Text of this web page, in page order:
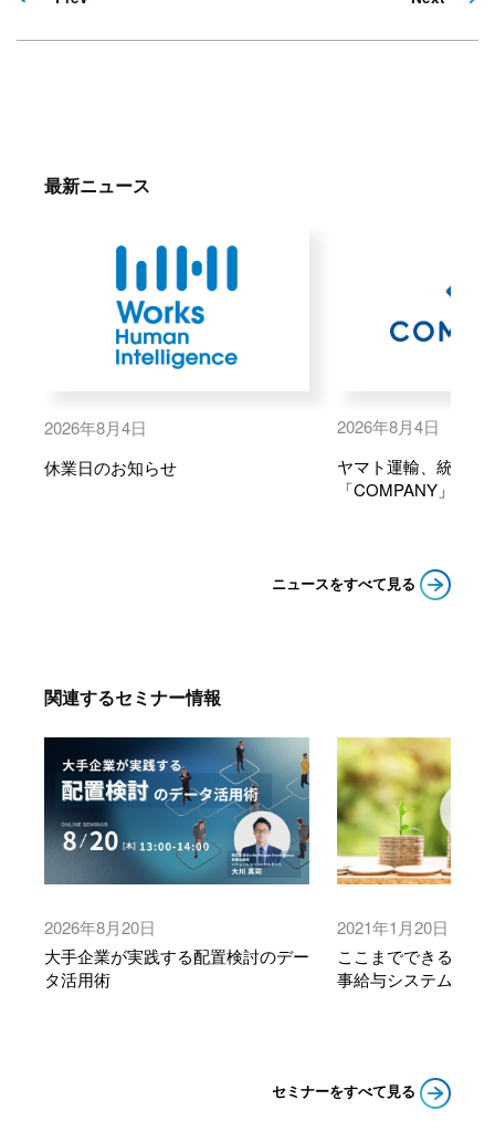
最新ニュース
2026年8月4日
休業日のお知らせ
2026年8月4日
ヤマト運輸、統合人
「COMPANY」を採
ニュースをすべて見る
関連するセミナー情報
2026年8月20日
大手企業が実践する配置検討のデー
タ活用術
2021年1月20日
ここまでできる！
事給与システム「
セミナーをすべて見る